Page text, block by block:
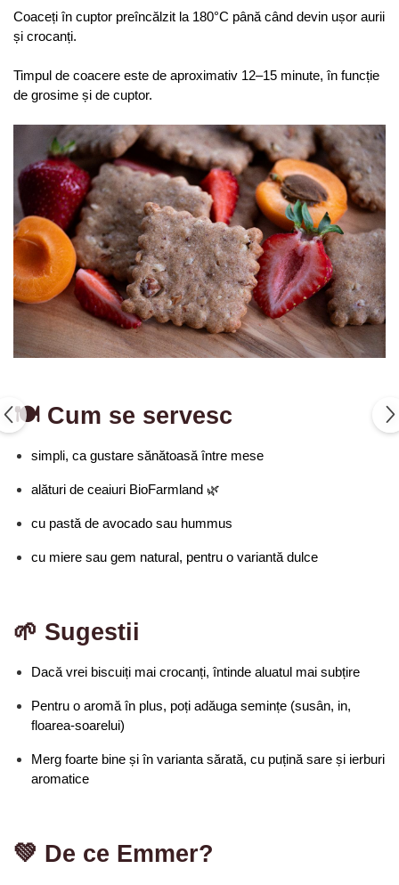
Coaceți în cuptor preîncălzit la 180°C până când devin ușor aurii
și crocanți.
Timpul de coacere este de aproximativ 12–15 minute, în funcție
de grosime și de cuptor.
🍽️ Cum se servesc
simpli, ca gustare sănătoasă între mese
alături de ceaiuri BioFarmland 🌿
cu pastă de avocado sau hummus
cu miere sau gem natural, pentru o variantă dulce
🌱 Sugestii
Dacă vrei biscuiți mai crocanți, întinde aluatul mai subțire
Pentru o aromă în plus, poți adăuga semințe (susân, in,
floarea-soarelui)
Merg foarte bine și în varianta sărată, cu puțină sare și ierburi
aromatice
💚 De ce Emmer?